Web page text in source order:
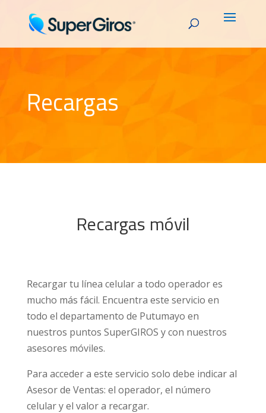
Recargas
Recargas móvil
Recargar tu línea celular a todo operador es
mucho más fácil. Encuentra este servicio en
todo el departamento de Putumayo en
nuestros puntos SuperGIROS y con nuestros
asesores móviles.
Para acceder a este servicio solo debe indicar al
Asesor de Ventas: el operador, el número
celular y el valor a recargar.